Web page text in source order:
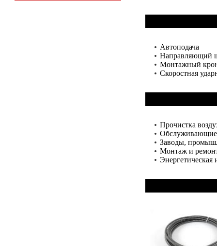
Автоподача
Направляющий
Монтажный
Скоростная
Прочистка
Заводы,
Монтаж и
Энергетическая